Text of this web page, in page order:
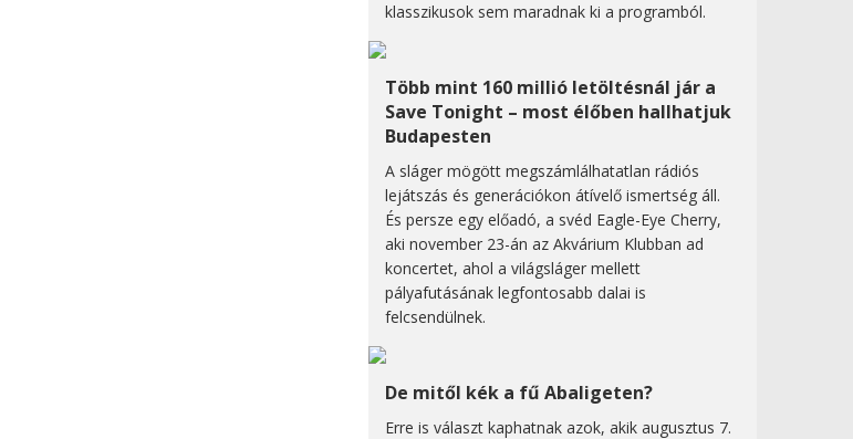
klasszikusok sem maradnak ki a programból.
Több mint 160 millió letöltésnál jár a
Save Tonight – most élőben hallhatjuk
Budapesten
A sláger mögött megszámlálhatatlan rádiós
lejátszás és generációkon átívelő ismertség áll.
És persze egy előadó, a svéd Eagle-Eye Cherry,
aki november 23-án az Akvárium Klubban ad
koncertet, ahol a világsláger mellett
pályafutásának legfontosabb dalai is
felcsendülnek.
De mitől kék a fű Abaligeten?
Erre is választ kaphatnak azok, akik augusztus 7.